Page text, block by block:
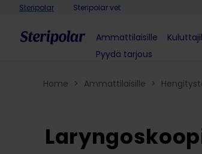
Skip to content
Steripolar Steripolar vet
Ammattilaisille
Pyydä tarjous
Home > Ammattilaisille >